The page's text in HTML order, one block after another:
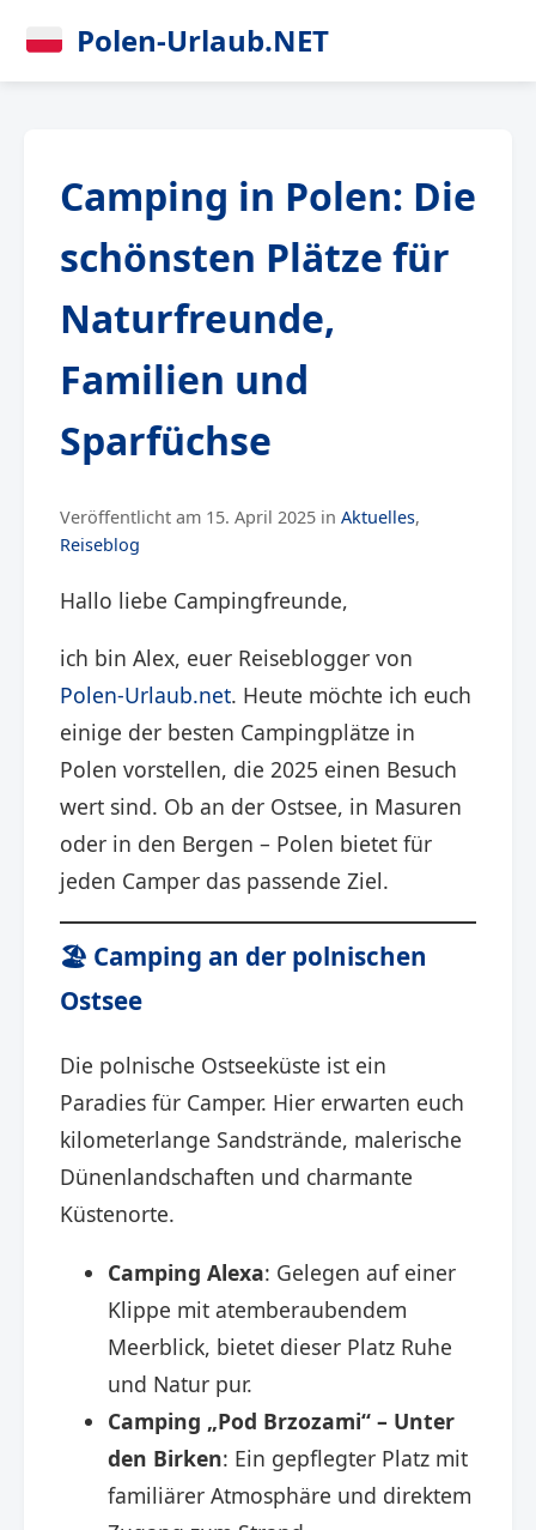
Polen-Urlaub.NET
Camping in Polen: Die
schönsten Plätze für
Naturfreunde,
Familien und
Sparfüchse
Veröffentlicht am 15. April 2025 in Aktuelles,
Reiseblog
Hallo liebe Campingfreunde,
ich bin Alex, euer Reiseblogger von
Polen-Urlaub.net. Heute möchte ich euch
einige der besten Campingplätze in
Polen vorstellen, die 2025 einen Besuch
wert sind. Ob an der Ostsee, in Masuren
oder in den Bergen – Polen bietet für
jeden Camper das passende Ziel.​
🏖️ Camping an der polnischen
Ostsee
Die polnische Ostseeküste ist ein
Paradies für Camper. Hier erwarten euch
kilometerlange Sandstrände, malerische
Dünenlandschaften und charmante
Küstenorte.
Camping Alexa: Gelegen auf einer
Klippe mit atemberaubendem
Meerblick, bietet dieser Platz Ruhe
und Natur pur. ​
Camping „Pod Brzozami“ – Unter
den Birken: Ein gepflegter Platz mit
familiärer Atmosphäre und direktem